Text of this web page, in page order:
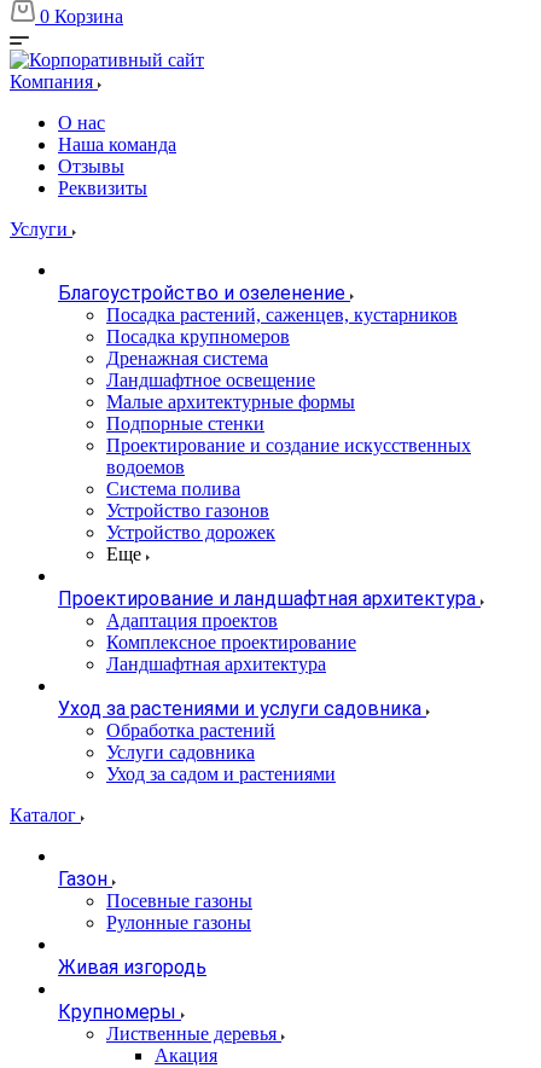
0 Корзина
Компания
О нас
Наша команда
Отзывы
Реквизиты
Услуги
Благоустройство и озеленение
Посадка растений, саженцев, кустарников
Посадка крупномеров
Дренажная система
Ландшафтное освещение
Малые архитектурные формы
Подпорные стенки
Проектирование и создание искусственных
водоемов
Система полива
Устройство газонов
Устройство дорожек
Еще
Проектирование и ландшафтная архитектура
Адаптация проектов
Комплексное проектирование
Ландшафтная архитектура
Уход за растениями и услуги садовника
Обработка растений
Услуги садовника
Уход за садом и растениями
Каталог
Газон
Посевные газоны
Рулонные газоны
Живая изгородь
Крупномеры
Лиственные деревья
Акация